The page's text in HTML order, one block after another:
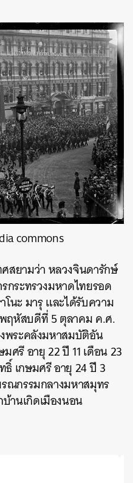
commons
สยามว่า หลวงจินดารักษ์
กระทรวงมหาดไทยรอด
โนะ มารุ และได้รับความ
ฤหัสบดีที่ 5 ตุลาคม ค.ศ.
พระคลังมหาสมบัติอัน
ศรี อายุ 22 ปี 11 เดือน 23
เกษมศรี อายุ 24 ปี 3
ณกรรมกลางมหาสมุทร
านเกิดเมืองนอน